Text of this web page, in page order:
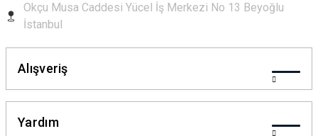
Okçu Musa Caddesi Yücel İş Merkezi No 13 Beyoğlu
İstanbul
Alışveriş
Yardım